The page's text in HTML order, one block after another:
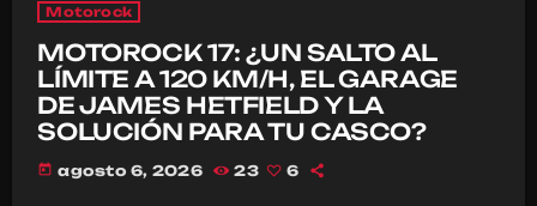
Motorock
MOTOROCK 17: ¿UN SALTO AL
LÍMITE A 120 KM/H, EL GARAGE
DE JAMES HETFIELD Y LA
SOLUCIÓN PARA TU CASCO?
today agosto 6, 2026 23 6